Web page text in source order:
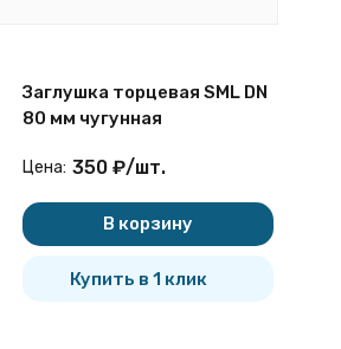
Заглушка торцевая SML DN
80 мм чугунная
Цена: 350 ₽/шт.
В корзину
Купить в 1 клик